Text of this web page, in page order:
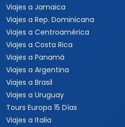
Viajes a Jamaica
Viajes a Rep. Dominicana
Viajes a Centroamérica
Viajes a Costa Rica
Viajes a Panamá
Viajes a Argentina
Viajes a Brasil
Viajes a Uruguay
Tours Europa 15 Días
Viajes a Italia